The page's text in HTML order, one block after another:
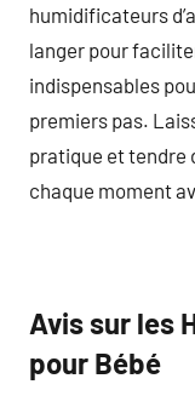
humidificateurs
langer pour
indispensables
premiers pas.
pratique et tendre
chaque moment
Avis sur les
pour Bébé